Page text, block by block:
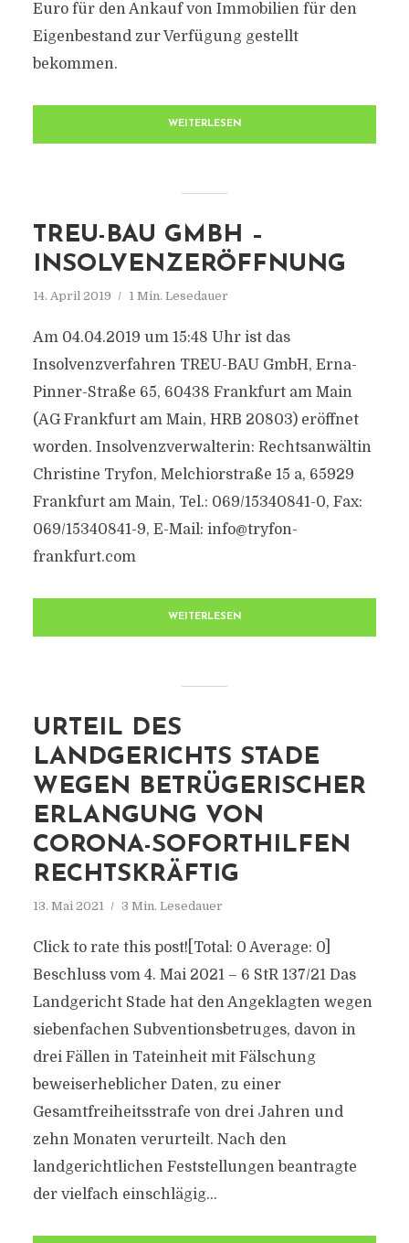
Euro für den Ankauf von Immobilien für den
Eigenbestand zur Verfügung gestellt
bekommen.
WEITERLESEN
TREU-BAU GMBH –
INSOLVENZERÖFFNUNG
14. April 2019 1 Min. Lesedauer
Am 04.04.2019 um 15:48 Uhr ist das
Insolvenzverfahren TREU-BAU GmbH, Erna-
Pinner-Straße 65, 60438 Frankfurt am Main
(AG Frankfurt am Main, HRB 20803) eröffnet
worden. Insolvenzverwalterin: Rechtsanwältin
Christine Tryfon, Melchiorstraße 15 a, 65929
Frankfurt am Main, Tel.: 069/15340841-0, Fax:
069/15340841-9, E-Mail: info@tryfon-
frankfurt.com
WEITERLESEN
URTEIL DES
LANDGERICHTS STADE
WEGEN BETRÜGERISCHER
ERLANGUNG VON
CORONA-SOFORTHILFEN
RECHTSKRÄFTIG
13. Mai 2021 3 Min. Lesedauer
Click to rate this post![Total: 0 Average: 0]
Beschluss vom 4. Mai 2021 – 6 StR 137/21 Das
Landgericht Stade hat den Angeklagten wegen
siebenfachen Subventionsbetruges, davon in
drei Fällen in Tateinheit mit Fälschung
beweiserheblicher Daten, zu einer
Gesamtfreiheitsstrafe von drei Jahren und
zehn Monaten verurteilt. Nach den
landgerichtlichen Feststellungen beantragte
der vielfach einschlägig...